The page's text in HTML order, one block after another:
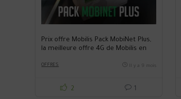
Prix offre Mobilis Pack MobiNet Plus,
la meilleure offre 4G de Mobilis en
OFFRES Il y a 9 mois
2 1